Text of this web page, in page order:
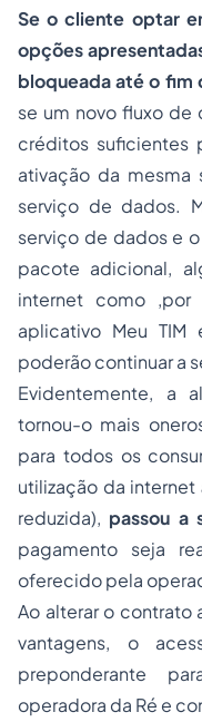
Se o cliente optar
opções
bloqueada até o fim
se um novo fluxo de
créditos suficientes
ativação da
serviço de dados.
serviço de dados e
pacote adicional,
internet como
aplicativo Meu TIM
poderão continuar a
Evidentemente, a
tornou-o mais
para todos os
utilização da internet
reduzida), passou a
pagamento seja
oferecido pela
Ao alterar o contrato
vantagens, o
preponderante
operadora da Ré e